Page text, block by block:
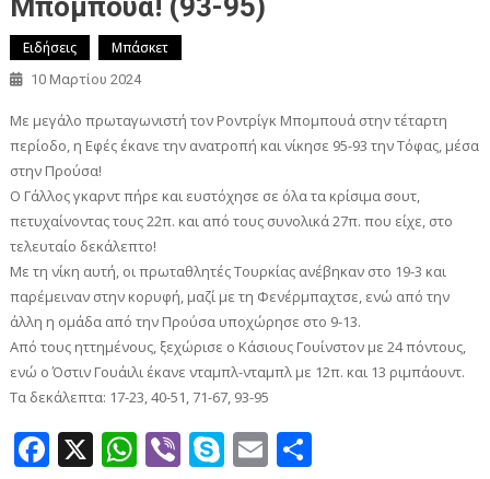
Μπομπουά! (93-95)
Ειδήσεις Μπάσκετ
10 Μαρτίου 2024
Με μεγάλο πρωταγωνιστή τον Ροντρίγκ Μπομπουά στην τέταρτη
περίοδο, η Εφές έκανε την ανατροπή και νίκησε 95-93 την Τόφας, μέσα
στην Προύσα!
Ο Γάλλος γκαρντ πήρε και ευστόχησε σε όλα τα κρίσιμα σουτ,
πετυχαίνοντας τους 22π. και από τους συνολικά 27π. που είχε, στο
τελευταίο δεκάλεπτο!
Με τη νίκη αυτή, οι πρωταθλητές Τουρκίας ανέβηκαν στο 19-3 και
παρέμειναν στην κορυφή, μαζί με τη Φενέρμπαχτσε, ενώ από την
άλλη η ομάδα από την Προύσα υποχώρησε στο 9-13.
Από τους ηττημένους, ξεχώρισε ο Κάσιους Γουίνστον με 24 πόντους,
ενώ ο Όστιν Γουάιλι έκανε νταμπλ-νταμπλ με 12π. και 13 ριμπάουντ.
Τα δεκάλεπτα: 17-23, 40-51, 71-67, 93-95
Facebook
X WhatsApp
ViberSkype
Email